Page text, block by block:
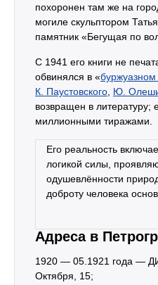
похоронен там же на
могиле скульптором
памятник «Бегущая по
С 1941 его книги не
обвинялся в «
К. Паустовского Ю.
возвращен в литературу;
миллионными тиражами.
Его реальность
логикой силы,
одушевлённости
доброту человека
Адреса в
1920 — 05.1921 года —
Октября, 15;